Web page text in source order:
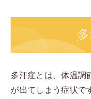
多汗症とは、体温調
が出てしまう症状で